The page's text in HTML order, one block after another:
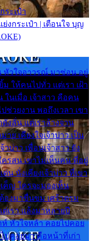
ระเป๋า
งกระเป๋า | เตือนใจ บุญ
หัวใจอาวรณ์ มาซ่อน อยู่
ให้คนไปทั่ว แต่เรา เฝ้า
ในเมื่อ เจ้าสาว คือคน
ช่วยงาน พอถึงเวลา เขา
งลั่น แต่เราล้างจาน
ย เคียงใจเจ้าบ่าว เป็น
บ่าว เพื่อนเจ้าสาว ยัง
รสน เขาไม่เห็นคน ที่อยู่
น นั่งเคียงเจ้าบ่าว ที่เขา
เค็ญ ใครจะมองเห็น
องมาขื่นขม เศร้าตรม
เรา แล้งมาหลายปี
หัวใจหล้า คอยไปคอย
ปคอยมา คือหน้าที่เก่า